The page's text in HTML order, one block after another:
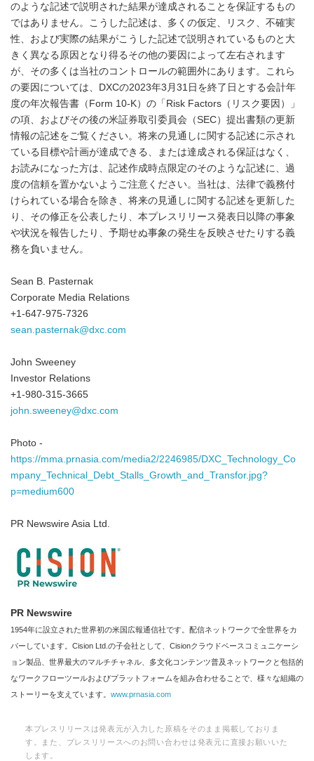
のような記述で説明された結果が達成されることを保証するもの
ではありません。こうした記述は、多くの仮定、リスク、不確実
性、および実際の結果がこうした記述で説明されているものと大
きく異なる原因となり得るその他の要因によって左右されます
が、その多くは当社のコントロールの範囲外にあります。これら
の要因については、DXCの2023年3月31日を終了日とする会計年
度の年次報告書（Form 10-K）の「Risk Factors（リスク要因）」
の項、およびその後の米証券取引委員会（SEC）提出書類の更新
情報の記述をご覧ください。将来の見通しに関する記述に示され
ている目標や計画が達成できる、または達成される保証はなく、
お読みになった方は、記述作成時点限定のそのような記述に、過
度の信頼を置かないようご注意ください。当社は、法律で義務付
けられている場合を除き、将来の見通しに関する記述を更新した
り、その修正を公表したり、本プレスリリース発表日以降の事象
や状況を報告したり、予期せぬ事象の発生を反映させたりする義
務を負いません。
Sean B. Pasternak
Corporate Media Relations
+1-647-975-7326
sean.pasternak@dxc.com
John Sweeney
Investor Relations
+1-980-315-3665
john.sweeney@dxc.com
Photo -
https://mma.prnasia.com/media2/2246985/DXC_Technology_Co
mpany_Technical_Debt_Stalls_Growth_and_Transfor.jpg?
p=medium600
PR Newswire Asia Ltd.
PR Newswire
1954年に設立された世界初の米国広報通信社です。配信ネットワークで全世界をカ
バーしています。Cision Ltd.の子会社として、Cisionクラウドベースコミュニケーシ
ョン製品、世界最大のマルチチャネル、多文化コンテンツ普及ネットワークと包括的
なワークフローツールおよびプラットフォームを組み合わせることで、様々な組織の
ストーリーを支えています。 www.prnasia.com
本プレスリリースは発表元が入力した原稿をそのまま掲載しておりま
す。また、プレスリリースへのお問い合わせは発表元に直接お願いいた
します。